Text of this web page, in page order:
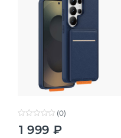
(0)
1 999 ₽